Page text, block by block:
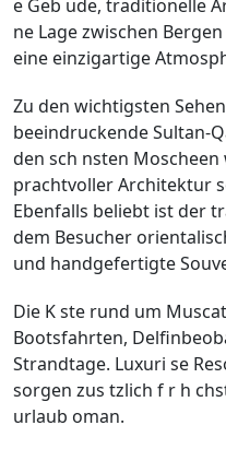
e Geb ude, traditionelle
ne Lage zwischen
eine einzigartige
Zu den wichtigsten
beeindruckende Sultan-
den sch nsten
prachtvoller Architektur
Ebenfalls beliebt ist der
dem Besucher
und handgefertigte
Die K ste rund um
Bootsfahrten,
Strandtage. Luxuri se
sorgen zus tzlich f r h
urlaub oman.